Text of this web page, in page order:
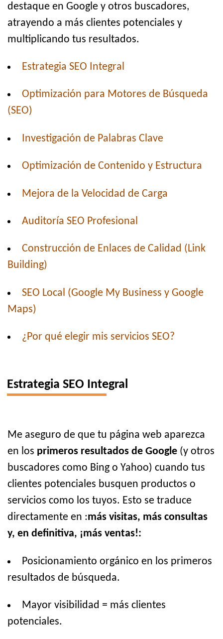
destaque en Google y otros buscadores,
atrayendo a más clientes potenciales y
multiplicando tus resultados.
Estrategia SEO Integral
Optimización para Motores de Búsqueda
(SEO)
Investigación de Palabras Clave
Optimización de Contenido y Estructura
Mejora de la Velocidad de Carga
Auditoría SEO Profesional
Construcción de Enlaces de Calidad (Link
Building)
SEO Local (Google My Business y Google
Maps)
¿Por qué elegir mis servicios SEO?
Estrategia SEO Integral
Me aseguro de que tu página web aparezca
en los primeros resultados de Google (y otros
buscadores como Bing o Yahoo) cuando tus
clientes potenciales busquen productos o
servicios como los tuyos. Esto se traduce
directamente en :más visitas, más consultas
y, en definitiva, ¡más ventas!:
Posicionamiento orgánico en los primeros
resultados de búsqueda.
Mayor visibilidad = más clientes
potenciales.